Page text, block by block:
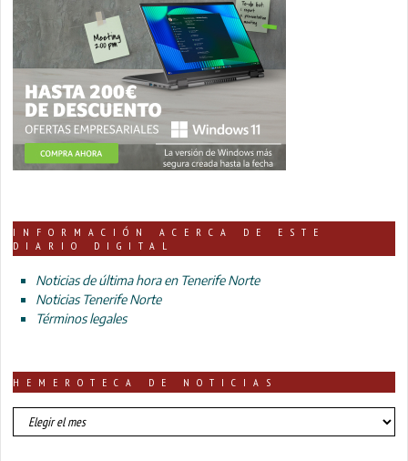
INFORMACIÓN ACERCA DE ESTE
DIARIO DIGITAL
Noticias de última hora en Tenerife Norte
Noticias Tenerife Norte
Términos legales
HEMEROTECA DE NOTICIAS
HEMEROTECA
DE